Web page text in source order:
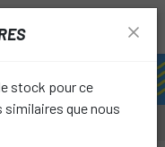
stock pour ce
que nous